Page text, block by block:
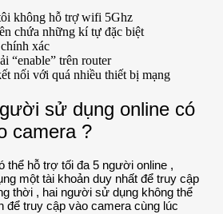
không hỗ trợ wifi 5Ghz
chứa những kí tự đặc biệt
xác
“enable” trên router
nối với quá nhiều thiết bị mạng
sử dụng online có
camera ?
thể hỗ trợ tối đa 5 người online ,
một tài khoản duy nhất để truy cập
thời , hai người sử dụng không thể
để truy cập vào camera cùng lúc